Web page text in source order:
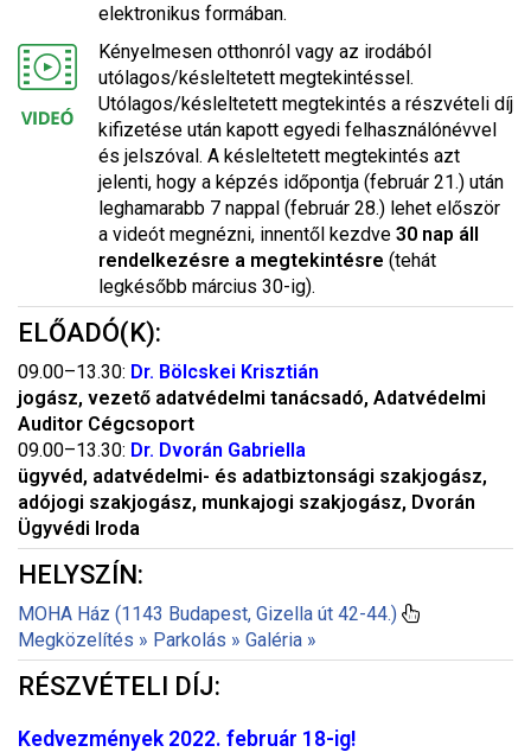
elektronikus formában.
Kényelmesen otthonról vagy az irodából
utólagos/késleltetett megtekintéssel.
Utólagos/késleltetett megtekintés a részvételi díj
kifizetése után kapott egyedi felhasználónévvel
és jelszóval. A késleltetett megtekintés azt
jelenti, hogy a képzés időpontja (február 21.) után
leghamarabb 7 nappal (február 28.) lehet először
a videót megnézni, innentől kezdve 30 nap áll
rendelkezésre a megtekintésre (tehát
legkésőbb március 30-ig).
ELŐADÓ(K):
09.00–13.30: Dr. Bölcskei Krisztián
jogász, vezető adatvédelmi tanácsadó, Adatvédelmi
Auditor Cégcsoport
09.00–13.30: Dr. Dvorán Gabriella
ügyvéd, adatvédelmi- és adatbiztonsági szakjogász,
adójogi szakjogász, munkajogi szakjogász, Dvorán
Ügyvédi Iroda
HELYSZÍN:
MOHA Ház (1143 Budapest, Gizella út 42-44.)
Megközelítés » Parkolás » Galéria »
RÉSZVÉTELI DÍJ:
Kedvezmények 2022. február 18-ig!